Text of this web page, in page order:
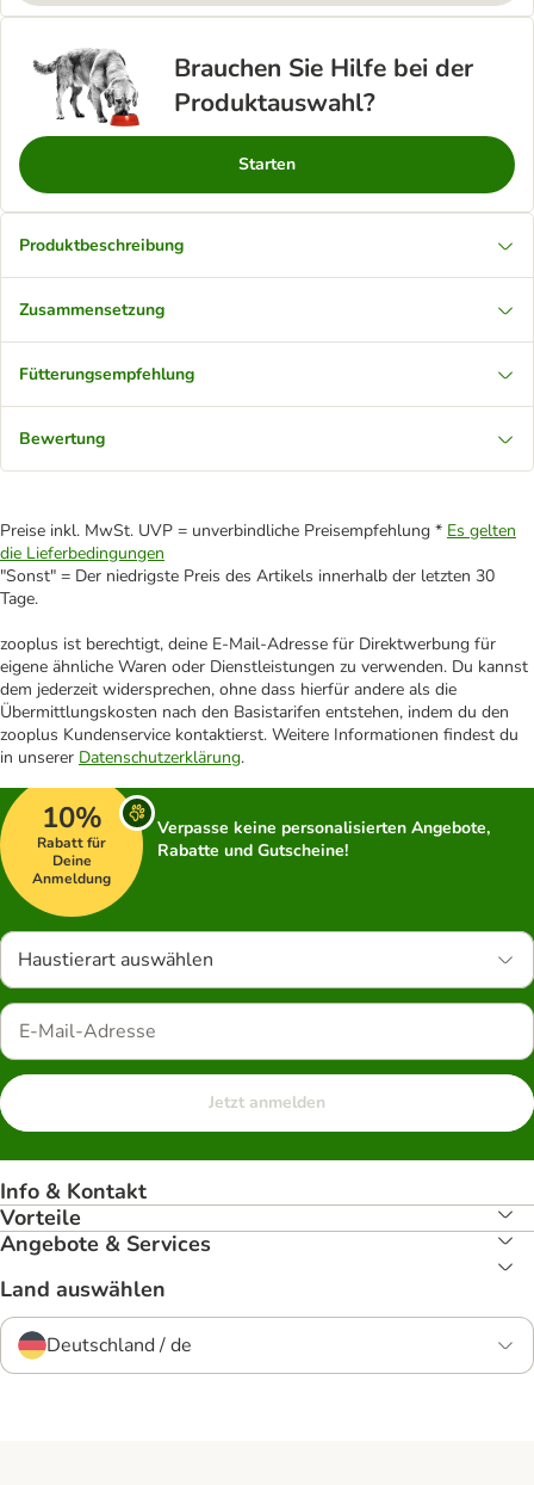
Brauchen Sie Hilfe bei der
Produktauswahl?
Starten
Produktbeschreibung
Zusammensetzung
Fütterungsempfehlung
Bewertung
Preise inkl. MwSt. UVP = unverbindliche Preisempfehlung * Es gelten
die Lieferbedingungen
"Sonst" = Der niedrigste Preis des Artikels innerhalb der letzten 30
Tage.
zooplus ist berechtigt, deine E-Mail-Adresse für Direktwerbung für
eigene ähnliche Waren oder Dienstleistungen zu verwenden. Du kannst
dem jederzeit widersprechen, ohne dass hierfür andere als die
Übermittlungskosten nach den Basistarifen entstehen, indem du den
zooplus Kundenservice kontaktierst. Weitere Informationen findest du
in unserer Datenschutzerklärung.
10%
Rabatt für
Deine
Anmeldung
Verpasse keine personalisierten Angebote,
Rabatte und Gutscheine!
Haustierart auswählen
Jetzt anmelden
Info & Kontakt
Vorteile
Angebote & Services
Land auswählen
Deutschland / de